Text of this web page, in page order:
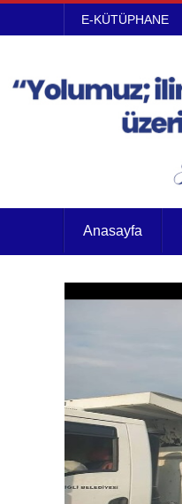
E-KÜTÜPHANE
Anasayfa